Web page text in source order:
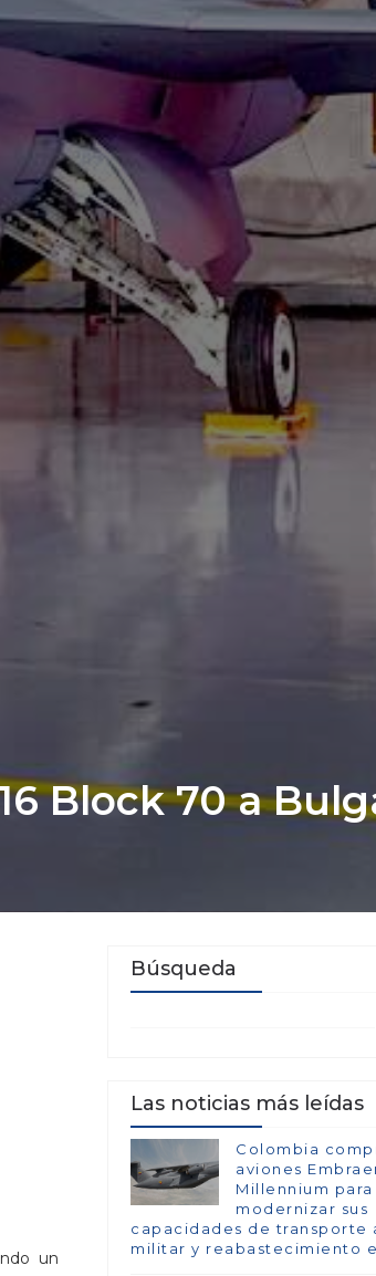
Block 70 a
un
Búsqueda
Las noticias más leídas
Colombia
aviones
Millennium para
modernizar sus
capacidades de transporte
militar y reabastecimiento